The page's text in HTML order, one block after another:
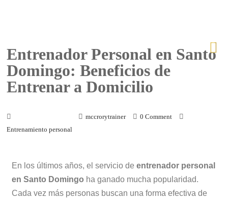
Entrenador Personal en Santo
Domingo: Beneficios de
Entrenar a Domicilio
mccrorytrainer
0 Comment
Entrenamiento personal
En los últimos años, el servicio deentrenador personal
en Santo Domingo ha ganado mucha popularidad.
Cada vez más personas buscan una forma efectiva de